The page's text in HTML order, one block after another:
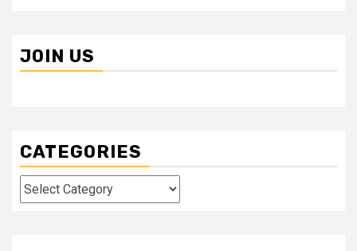
JOIN US
CATEGORIES
Categories